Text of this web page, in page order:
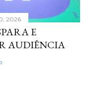
2026
E
AUDIÊNCIA